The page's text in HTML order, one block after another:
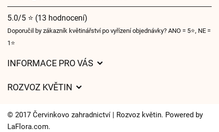
5.0/5 ⭐ (13 hodnocení)
Doporučil by zákazník květinářství po vyřízení objednávky? ANO = 5⭐, NE =
1⭐
INFORMACE PRO VÁS
Často kladené dotazy
O nás
ROZVOZ KVĚTIN
Kam doručujeme květiny
© 2017 Červinkovo zahradnictví | Rozvoz květin. Powered by
LaFlora.com.